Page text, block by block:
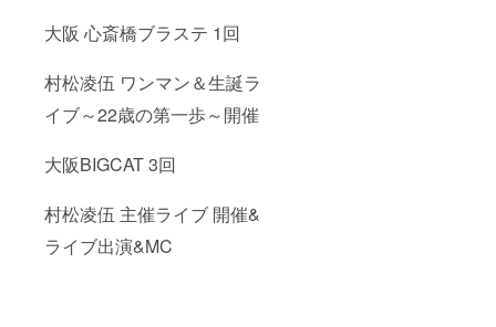
大阪 心斎橋ブラステ 1回
村松凌伍 ワンマン＆生誕ラ
イブ～22歳の第一歩～開催
大阪BIGCAT 3回
村松凌伍 主催ライブ 開催&
ライブ出演&MC